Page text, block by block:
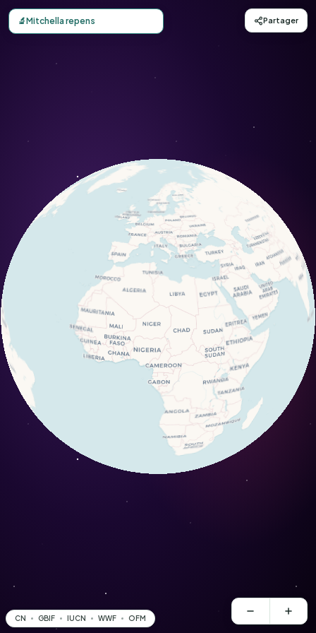
Carte d'observation du Mitchella repens (Mitchella
🔬Mitchella repens Partager
CN GBIF IUCN WWF OFM